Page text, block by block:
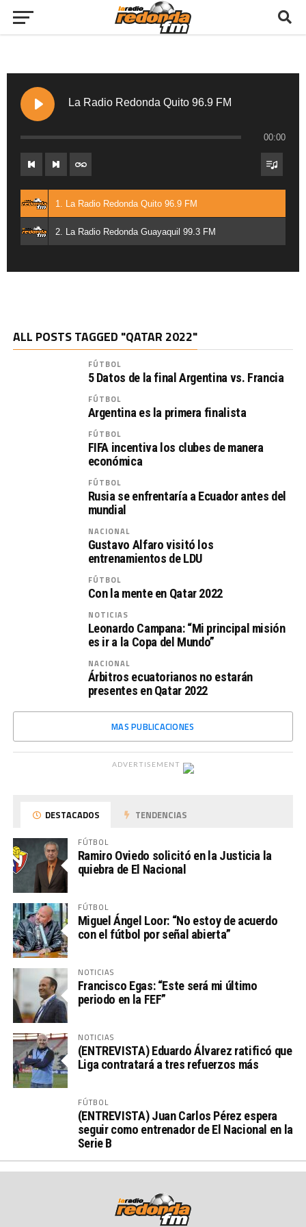
La Radio Redonda Quito 96.9 FM
00:00
1. La Radio Redonda Quito 96.9 FM
2. La Radio Redonda Guayaquil 99.3 FM
ALL POSTS TAGGED "QATAR 2022"
FÚTBOL
5 Datos de la final Argentina vs. Francia
FÚTBOL
Argentina es la primera finalista
FÚTBOL
FIFA incentiva los clubes de manera
económica
FÚTBOL
Rusia se enfrentaría a Ecuador antes del
mundial
NACIONAL
Gustavo Alfaro visitó los
entrenamientos de LDU
FÚTBOL
Con la mente en Qatar 2022
NOTICIAS
Leonardo Campana: “Mi principal misión
es ir a la Copa del Mundo”
NACIONAL
Árbitros ecuatorianos no estarán
presentes en Qatar 2022
MAS PUBLICACIONES
ADVERTISEMENT
DESTACADOS TENDENCIAS
FÚTBOL
Ramiro Oviedo solicitó en la Justicia la
quiebra de El Nacional
FÚTBOL
Miguel Ángel Loor: “No estoy de acuerdo
con el fútbol por señal abierta”
NOTICIAS
Francisco Egas: “Este será mi último
periodo en la FEF”
NOTICIAS
(ENTREVISTA) Eduardo Álvarez ratificó que
Liga contratará a tres refuerzos más
FÚTBOL
(ENTREVISTA) Juan Carlos Pérez espera
seguir como entrenador de El Nacional en la
Serie B